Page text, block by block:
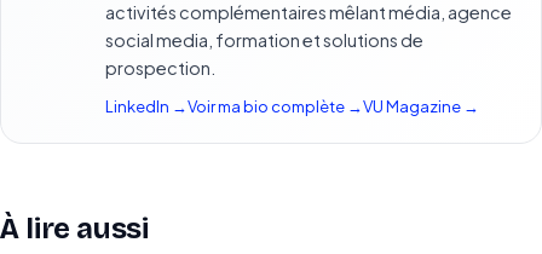
activités complémentaires mêlant média, agence
social media, formation et solutions de
prospection.
LinkedIn →Voir ma bio complète →VU Magazine →
À lire aussi